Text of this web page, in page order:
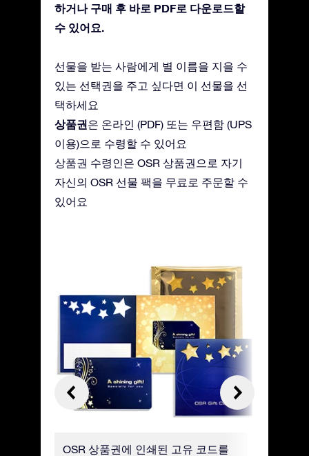
하거나 구매 후 바로 PDF로 다운로드할
수 있어요.
선물을 받는 사람에게 별 이름을 지을 수
있는 선택권을 주고 싶다면 이 선물을 선
택하세요
상품권은 온라인 (PDF) 또는 우편함 (UPS
이용)으로 수령할 수 있어요
상품권 수령인은 OSR 상품권으로 자기
자신의 OSR 선물 팩을 무료로 주문할 수
있어요
OSR 상품권에 인쇄된 고유 코드를